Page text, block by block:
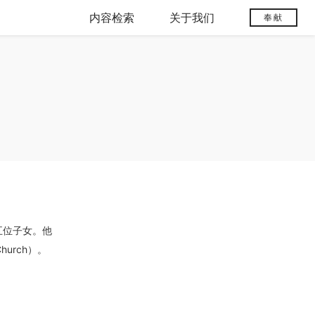
内容检索 关于我们 奉献
位子女。他
）。